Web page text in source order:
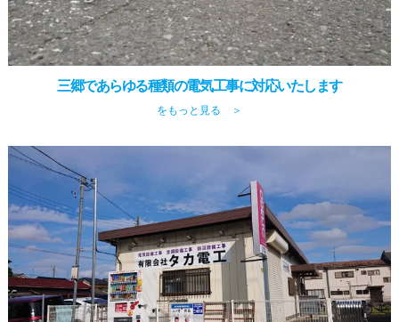
三郷であらゆる種類の電気工事に対応いたします
をもっと見る ＞